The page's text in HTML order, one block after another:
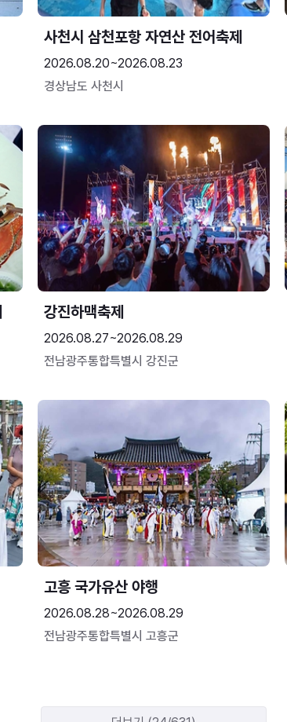
사천시 삼천포항 자연산 전어축제
2026.08.20~2026.08.23
경상남도 사천시
강진하맥축제
2026.08.27~2026.08.29
전남광주통합특별시 강진군
고흥 국가유산 야행
2026.08.28~2026.08.29
전남광주통합특별시 고흥군